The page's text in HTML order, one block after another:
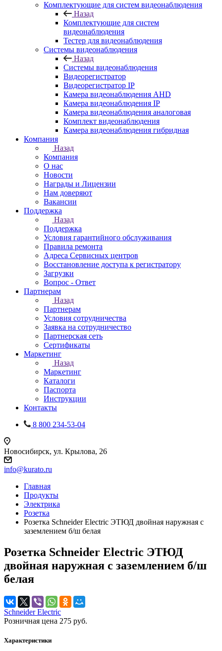
Комплектующие для систем видеонаблюдения
Назад
Комплектующие для систем
видеонаблюдения
Тестер для видеонаблюдения
Системы видеонаблюдения
Назад
Системы видеонаблюдения
Видеорегистратор
Видеорегистратор IP
Камера видеонаблюдения AHD
Камера видеонаблюдения IP
Камера видеонаблюдения аналоговая
Комплект видеонаблюдения
Камера видеонаблюдения гибридная
Компания
Назад
Компания
О нас
Новости
Награды и Лицензии
Нам доверяют
Вакансии
Поддержка
Назад
Поддержка
Условия гарантийного обслуживания
Правила ремонта
Адреса Сервисных центров
Восстановление доступа к регистратору
Загрузки
Вопрос - Ответ
Партнерам
Назад
Партнерам
Условия сотрудничества
Заявка на сотрудничество
Партнерская сеть
Сертификаты
Маркетинг
Назад
Маркетинг
Каталоги
Паспорта
Инструкции
Контакты
8 800 234-53-04
Новосибирск, ул. Крылова, 26
info@kurato.ru
Главная
Продукты
Электрика
Розетка
Розетка Schneider Electric ЭТЮД двойная наружная с
заземлением б/ш белая
Розетка Schneider Electric ЭТЮД
двойная наружная с заземлением б/ш
белая
Schneider Electric
Розничная цена 275 руб.
Характеристики